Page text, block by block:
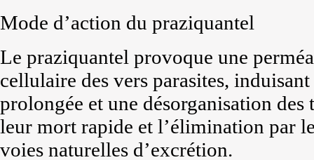
Mode d’action du praziquantel
Le praziquantel provoque une
cellulaire des vers parasites,
prolongée et une désorganisation
leur mort rapide et l’élimination par
voies naturelles d’excrétion.